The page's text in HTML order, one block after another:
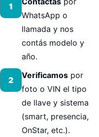
1
WhatsApp o
llamada y nos
contás modelo y
año.
2 Verificamos por
foto o VIN el tipo
de llave y sistema
(smart, presencia,
OnStar, etc.).